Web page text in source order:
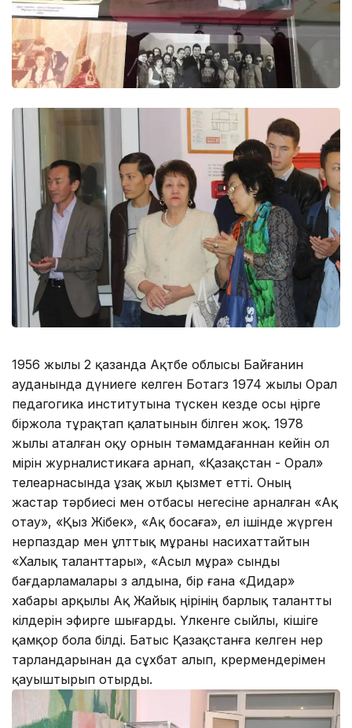
1956 жылы 2 қазанда Ақтөбе облысы Байғанин
ауданында дүниеге келген Ботагөз 1974 жылы Орал
педагогика институтына түскен кезде осы өңірге
біржола тұрақтап қалатынын білген жоқ. 1978
жылы аталған оқу орнын тәмамдағаннан кейін ол
өмірін журналистикаға арнап, «Қазақстан - Орал»
телеарнасында ұзақ жыл қызмет етті. Оның
жастар тәрбиесі мен отбасы өнегесіне арналған «Ақ
отау», «Қыз Жібек», «Ақ босаға», ел ішінде жүрген
өнерпаздар мен ұлттық мұраны насихаттайтын
«Халық таланттары», «Асыл мұра» сынды
бағдарламалары өз алдына, бір ғана «Дидар»
хабары арқылы Ақ Жайық өңірінің барлық талантты
өкілдерін эфирге шығарды. Үлкенге сыйлы, кішіге
қамқор бола білді. Батыс Қазақстанға келген өнер
тарландарынан да сұхбат алып, көрермендерімен
қауыштырып отырды.